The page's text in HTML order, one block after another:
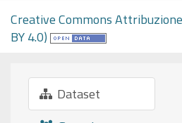
Creative Commons
BY 4.0)
Dataset